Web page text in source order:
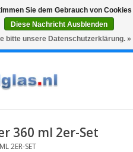
Graveren
0 Artikel - €0,00
360 ml 2er-Set
2ER-SET
Sie dem Gebrauch von Cookies
Diese Nachricht Ausblenden
bitte unsere Datenschutzerklärung. »